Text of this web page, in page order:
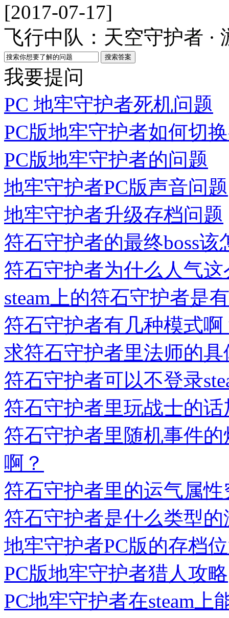
[2017-07-17]
飞行中队：天空守护者 ·
我要提问
PC 地牢守护者死机问题
PC版地牢守护者如何切
PC版地牢守护者的问题
地牢守护者PC版声音问题
地牢守护者升级存档问题
符石守护者的最终boss该
符石守护者为什么人气
steam上的符石守护者是
符石守护者有几种模式
求符石守护者里法师的具
符石守护者可以不登录
符石守护者里玩战士的
符石守护者里随机事件
啊？
符石守护者里的运气属
符石守护者是什么类型
地牢守护者PC版的存档
PC版地牢守护者猎人攻略
PC地牢守护者在steam上